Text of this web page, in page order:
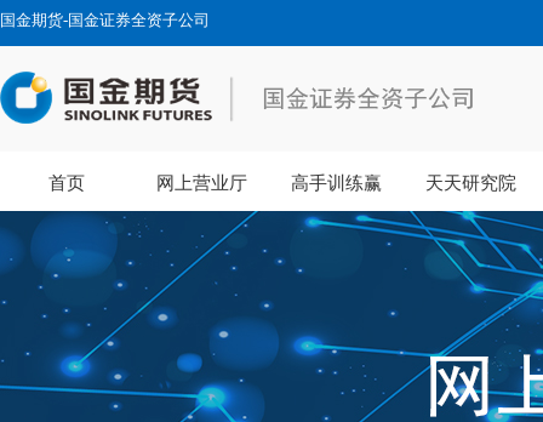
国金期货-国金证券全资子公司
首页 网上营业厅 高手训练赢 天天研究院